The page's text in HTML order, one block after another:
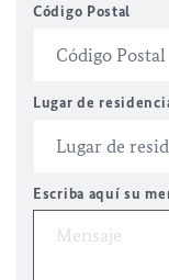
Código Postal
Lugar de
Escriba aquí su